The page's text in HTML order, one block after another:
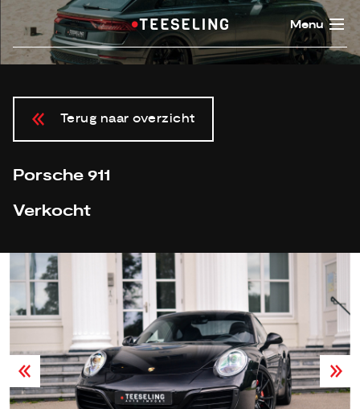
Menu
Terug naar overzicht
Porsche 911
Verkocht